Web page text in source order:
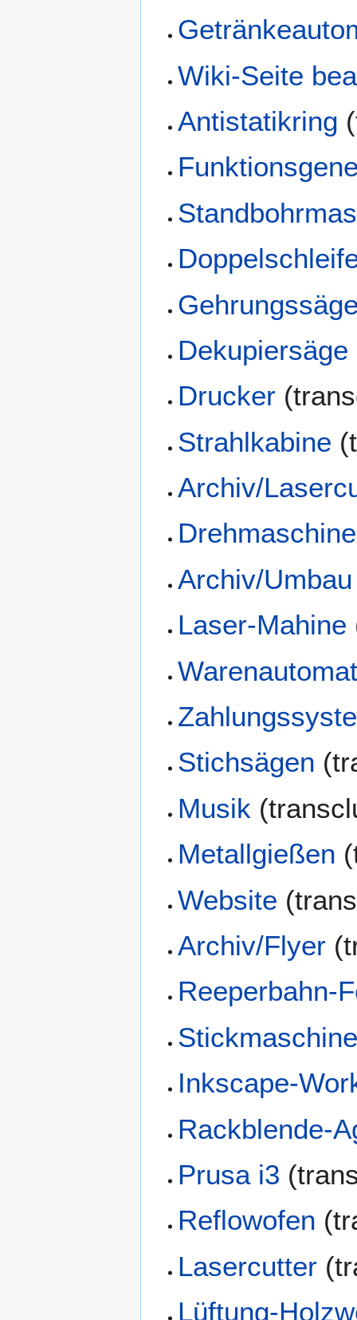
Wiki-Seite
Antistatikring
Dekupiersäge
Drucker
Strahlkabine
Archiv/
Drehmaschine
Archiv/
Laser-Mahine
Stichsägen
Musik
Metallgießen
Website
Archiv/Flyer
Reeperbahn-
Inkscape-
Rackblende-
Prusa i3
Reflowofen
Lasercutter
Lüftung-